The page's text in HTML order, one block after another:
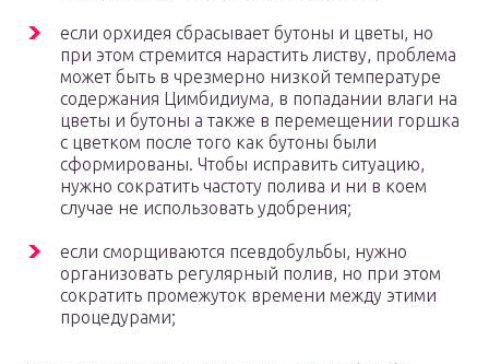
если орхидея сбрасывает бутоны и цветы, но
при этом стремится нарастить листву, проблема
может быть в чрезмерно низкой температуре
содержания Цимбидиума, в попадании влаги на
цветы и бутоны а также в перемещении горшка
с цветком после того как бутоны были
сформированы. Чтобы исправить ситуацию,
нужно сократить частоту полива и ни в коем
случае не использовать удобрения;
если сморщиваются псевдобульбы, нужно
организовать регулярный полив, но при этом
сократить промежуток времени между этими
процедурами;